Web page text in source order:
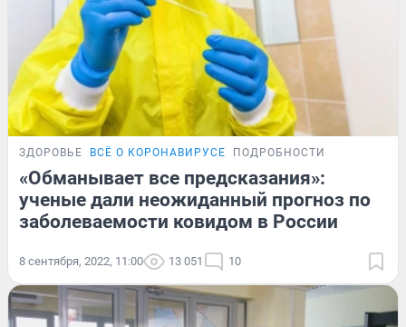
ЗДОРОВЬЕ ВСЁ О КОРОНАВИРУСЕ ПОДРОБНОСТИ
«Обманывает все предсказания»:
ученые дали неожиданный прогноз по
заболеваемости ковидом в России
8 сентября, 2022, 11:00 13 051 10